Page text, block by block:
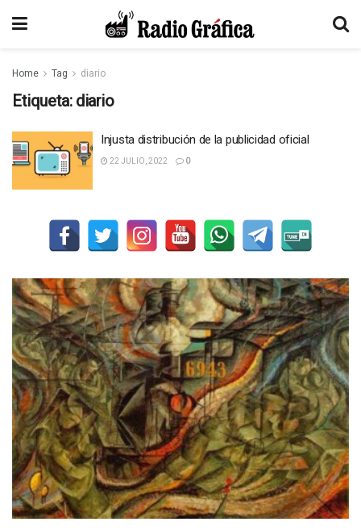
Home Tag diario
Etiqueta: diario
Injusta distribución de la publicidad oficial
22 JULIO, 2022 0